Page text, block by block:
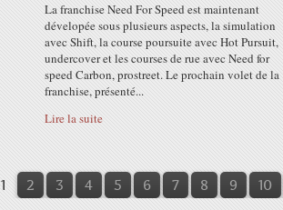
La franchise Need For Speed est maintenant
dévelopée sous plusieurs aspects, la simulation
avec Shift, la course poursuite avec Hot Pursuit,
undercover et les courses de rue avec Need for
speed Carbon, prostreet. Le prochain volet de la
franchise, présenté...
Lire la suite
1 2 3 4 5 6 7 8 9 10